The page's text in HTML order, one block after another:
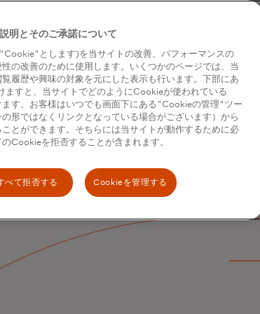
明とそのご承諾について
とします)を当サイトの改善、パフォーマンスの
の改善のために使用します。いくつかのページでは、当
履歴や興味の対象を元にした表示も行います。下部にあ
すと、当サイトでどのようにCookieが使われている
す。お客様はいつでも画面下にある"Cookieの管理"ツー
形ではなくリンクとなっている場合がございます）から
とができます。そちらには当サイトが動作するために必
Cookieを拒否することが含まれます。
べて拒否する Cookieを管理する